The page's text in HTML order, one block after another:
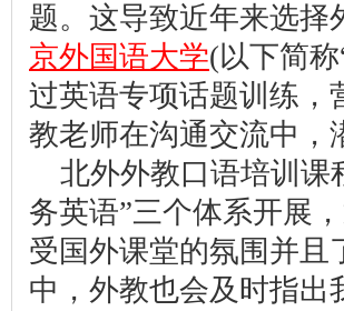
题。这导致近年来选择
京外国语大学(以下简
过英语专项话题训练，
教老师在沟通交流中，
北外外教口语培训课
务英语”三个体系开展
受国外课堂的氛围并且
中，外教也会及时指出